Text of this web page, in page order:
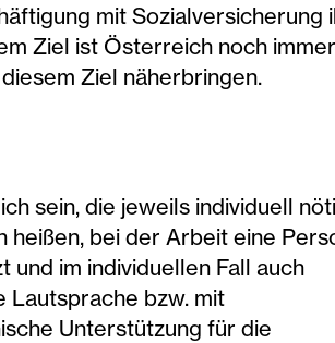
mit Sozialversicherung
Ziel ist Österreich noch
Ziel näherbringen.
sein, die jeweils individuell
heißen, bei der Arbeit eine
im individuellen Fall auch
Lautsprache bzw. mit
Unterstützung für die